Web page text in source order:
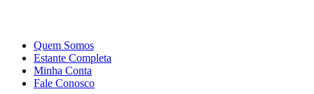
Quem Somos
Estante Completa
Minha Conta
Fale Conosco